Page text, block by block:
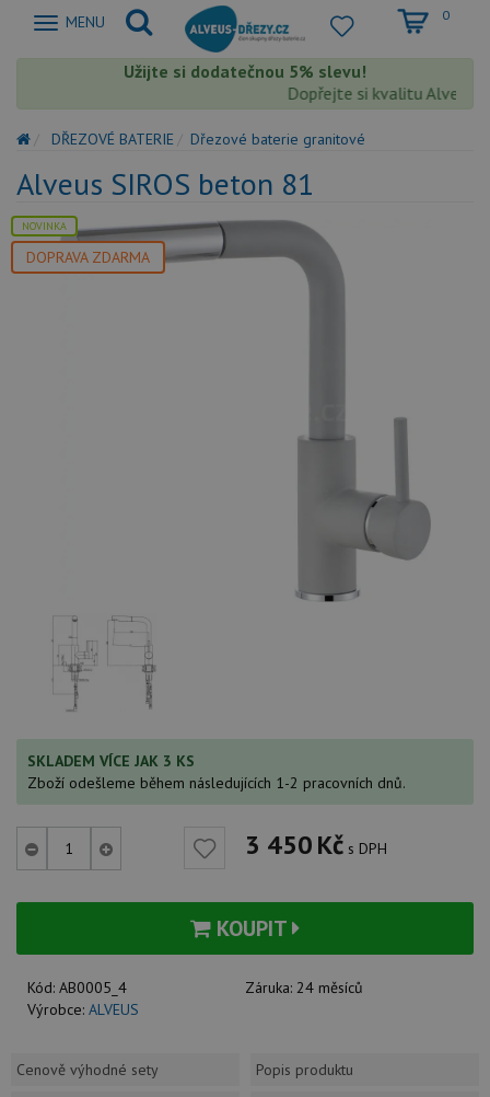
Zobrazit
MENU 0
Užijte si dodatečnou 5% slevu!
Dopřejte si kvalitu Alveus s
DŘEZOVÉ BATERIE Dřezové baterie granitové
Alveus SIROS beton 81
NOVINKA
DOPRAVA ZDARMA
SKLADEM VÍCE JAK 3 KS
Zboží odešleme během následujících 1-2 pracovních dnů.
3 450Kč s DPH
KOUPIT
Kód: AB0005_4 Záruka: 24 měsíců
Výrobce: ALVEUS
Cenově výhodné sety
Popis produktu